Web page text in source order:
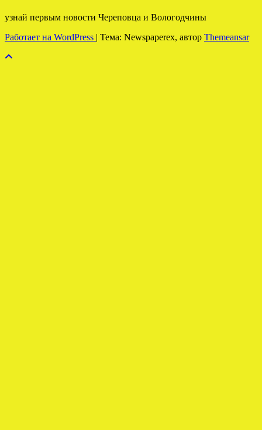
узнай первым новости Череповца и Вологодчины
Работает на WordPress | Тема: Newspaperex, автор Themeansar